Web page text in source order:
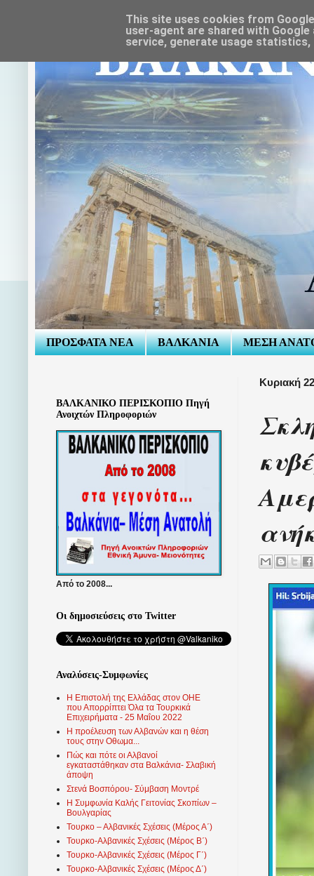
ΠΡΟΣΦΑΤΑ ΝΕΑ ΒΑΛΚΑΝΙΑ ΜΕΣΗ
Κυριακή
ΒΑΛΚΑΝΙΚΟ ΠΕΡΙΣΚΟΠΙΟ Πηγή
Ανοιχτών Πληροφοριών
Από το 2008...
Οι δημοσιεύσεις στο Twitter
Αναλύσεις-Συμφωνίες
Η Επιστολή της Ελλάδας στον ΟΗΕ
που Απορρίπτει Όλα τα Τουρκικά
Επιχειρήματα - 25 Μαΐου 2022
Η προέλευση των Αλβανών και η θέση
τους στην Οθωμα...
Πώς και πότε οι Αλβανοί
εγκαταστάθηκαν στα Βαλκάνια- Σλαβική
άποψη
Στενά Βοσπόρου- Σύμβαση Μοντρέ
Η Συμφωνία Καλής Γειτονίας Σκοπίων –
Βουλγαρίας
Τουρκο – Αλβανικές Σχέσεις (Mέρος Α΄)
Τουρκο-Αλβανικές Σχέσεις (Μέρος Β΄)
Τουρκο-Αλβανικές Σχέσεις (Μέρος Γ΄)
Τουρκο-Αλβανικές Σχέσεις (Μέρος Δ΄)
This site uses cookies from
user-agent are shared with
service, generate usage statistics,